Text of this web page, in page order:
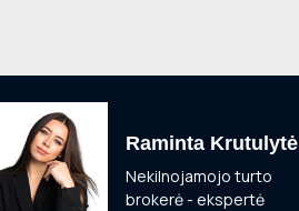
Raminta Krutulytė
Nekilnojamojo turto
brokerė - ekspertė